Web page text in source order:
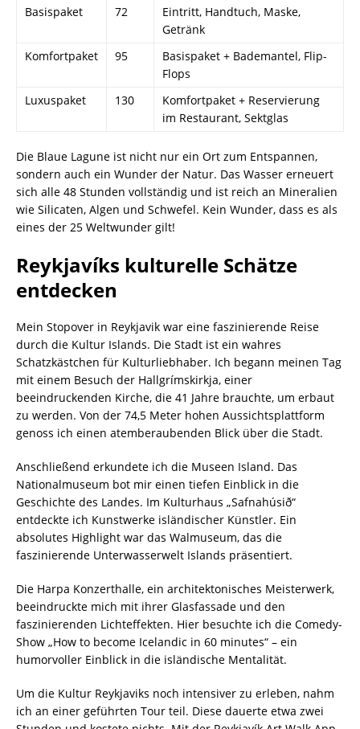
Basispaket 72
Eintritt, Handtuch, Maske,
Getränk
Komfortpaket
95
Basispaket + Bademantel, Flip-
Flops
Luxuspaket
130
Komfortpaket + Reservierung
im Restaurant, Sektglas
Die Blaue Lagune ist nicht nur ein Ort zum Entspannen,
sondern auch ein Wunder der Natur. Das Wasser erneuert
sich alle 48 Stunden vollständig und ist reich an Mineralien
wie Silicaten, Algen und Schwefel. Kein Wunder, dass es als
eines der 25 Weltwunder gilt!
Reykjavíks kulturelle Schätze
entdecken
Mein Stopover in Reykjavik war eine faszinierende Reise
durch die Kultur Islands. Die Stadt ist ein wahres
Schatzkästchen für Kulturliebhaber. Ich begann meinen Tag
mit einem Besuch der Hallgrímskirkja, einer
beeindruckenden Kirche, die 41 Jahre brauchte, um erbaut
zu werden. Von der 74,5 Meter hohen Aussichtsplattform
genoss ich einen atemberaubenden Blick über die Stadt.
Anschließend erkundete ich die Museen Island. Das
Nationalmuseum bot mir einen tiefen Einblick in die
Geschichte des Landes. Im Kulturhaus „Safnahúsið“
entdeckte ich Kunstwerke isländischer Künstler. Ein
absolutes Highlight war das Walmuseum, das die
faszinierende Unterwasserwelt Islands präsentiert.
Die Harpa Konzerthalle, ein architektonisches Meisterwerk,
beeindruckte mich mit ihrer Glasfassade und den
faszinierenden Lichteffekten. Hier besuchte ich die Comedy-
Show „How to become Icelandic in 60 minutes“ – ein
humorvoller Einblick in die isländische Mentalität.
Um die Kultur Reykjaviks noch intensiver zu erleben, nahm
ich an einer geführten Tour teil. Diese dauerte etwa zwei